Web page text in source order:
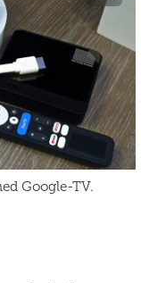
Google-TV.